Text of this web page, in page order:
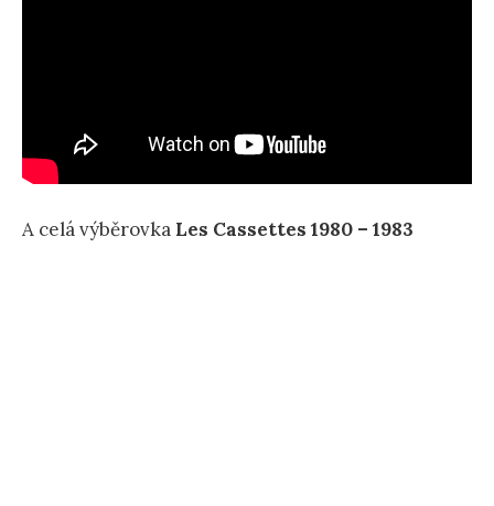
A celá výběrovka Les Cassettes 1980 – 1983